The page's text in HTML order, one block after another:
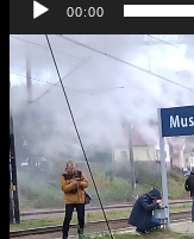
00:00
Odtwarzacz
video